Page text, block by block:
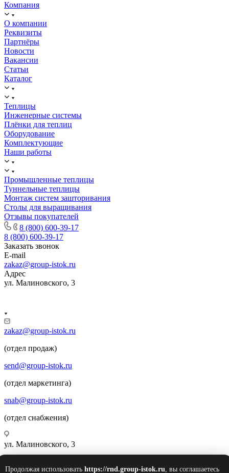
Продолжая использовать https://rnd.group-istok.ru, вы соглашаетесь
Компания
О компании
Реквизиты
Партнёры
Новости
Вакансии
Статьи
Каталог
Теплицы
Инженерные системы
Плёнки для теплиц
Оборудование
Комплектующие
Наши работы
Промышленные теплицы
Туннельные теплицы
Монтаж систем зашторивания
Столы для выращивания
Отзывы покупателей
8 (800) 600-39-17
8 (800) 600-39-17
Заказать звонок
E-mail
zakaz@group-istok.ru
Адрес
ул. Малиновского, 3
zakaz@group-istok.ru
(отдел продаж)
send@group-istok.ru
(отдел маркетинга)
snab@group-istok.ru
(отдел снабжения)
ул. Малиновского, 3